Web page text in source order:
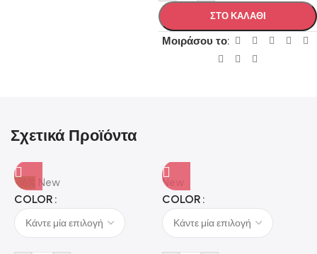
ΣΤΟ ΚΑΛΑΘΙ
Μοιράσου το:
Σχετικά Προϊόντα
-16% New
COLOR
New
COLOR